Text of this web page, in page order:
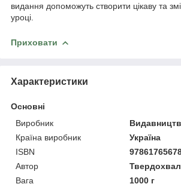
видання допоможуть створити цікаву та
уроці.
Приховати
Характеристики
Основні
Виробник
Країна виробник
Україна
ISBN
Автор
Вага
1000 г